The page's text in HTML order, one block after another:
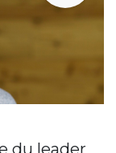
du leader